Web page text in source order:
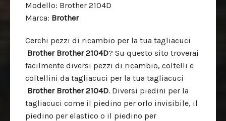
Modello: Brother 2104D
Marca: Brother
Cerchi pezzi di ricambio per la tua tagliacuci
Brother Brother 2104D? Su questo sito troverai
facilmente diversi pezzi di ricambio, coltelli e
coltellini da tagliacuci per la tua tagliacuci
Brother Brother 2104D. Diversi piedini per la
tagliacuci come il piedino per orlo invisibile, il
piedino per elastico o il piedino per